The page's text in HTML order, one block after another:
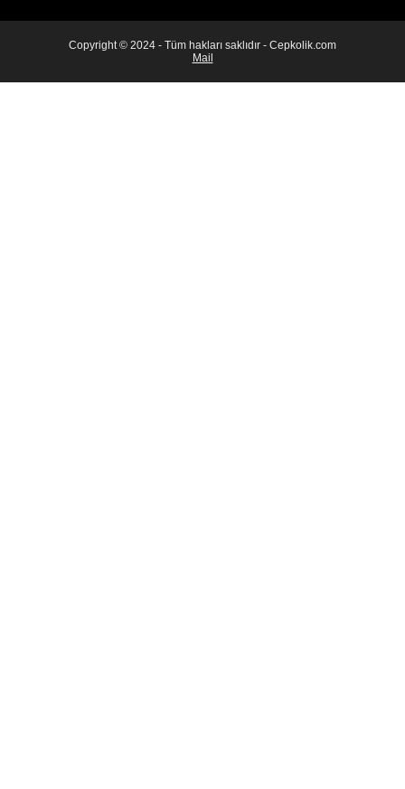
Copyright © 2024 - Tüm hakları saklıdır - Cepkolik.com
Mail